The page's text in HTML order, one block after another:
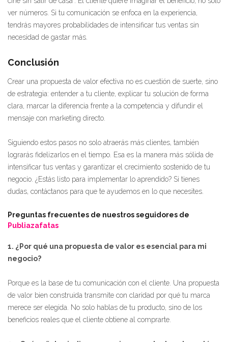
ver números. Si tu comunicación se enfoca en la experiencia,
tendrás mayores probabilidades de intensificar tus ventas sin
necesidad de gastar más.
Conclusión
Crear una propuesta de valor efectiva no es cuestión de suerte, sino
de estrategia: entender a tu cliente, explicar tu solución de forma
clara, marcar la diferencia frente a la competencia y difundir el
mensaje con marketing directo.
Siguiendo estos pasos no solo atraerás más clientes, también
lograrás fidelizarlos en el tiempo. Esa es la manera más sólida de
intensificar tus ventas y garantizar el crecimiento sostenido de tu
negocio. ¿Estás listo para implementar lo aprendido? Si tienes
dudas, contáctanos para que te ayudemos en lo que necesites.
Preguntas frecuentes de nuestros seguidores de
Publiazafatas
1. ¿Por qué una propuesta de valor es esencial para mi
negocio?
Porque es la base de tu comunicación con el cliente. Una propuesta
de valor bien construida transmite con claridad por qué tu marca
merece ser elegida. No solo hablas de tu producto, sino de los
beneficios reales que el cliente obtiene al comprarte.